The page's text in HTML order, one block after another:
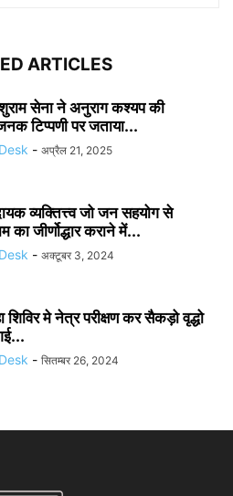
ARTICLES
सेना ने अनुराग कश्यप की
टिप्पणी पर जताया...
- अप्रैल 21, 2025
व्यक्तित्त्व जो जन सहयोग से
का जीर्णोद्धार कराने में...
- अक्टूबर 3, 2024
शिविर मे नेत्र परीक्षण कर सैकड़ो वृद्धो
- सितम्बर 26, 2024